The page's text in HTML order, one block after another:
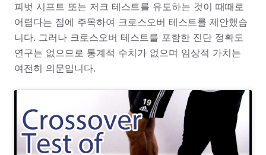
피벗 시프트 또는 저크 테스트를 유도하는 것이 때때로
어렵다는 점에 주목하여 크로스오버 테스트를 제안했습
니다. 그러나 크로스오버 테스트를 포함한 진단 정확도
연구는 없으므로 통계적 수치가 없으며 임상적 가치는
여전히 의문입니다.